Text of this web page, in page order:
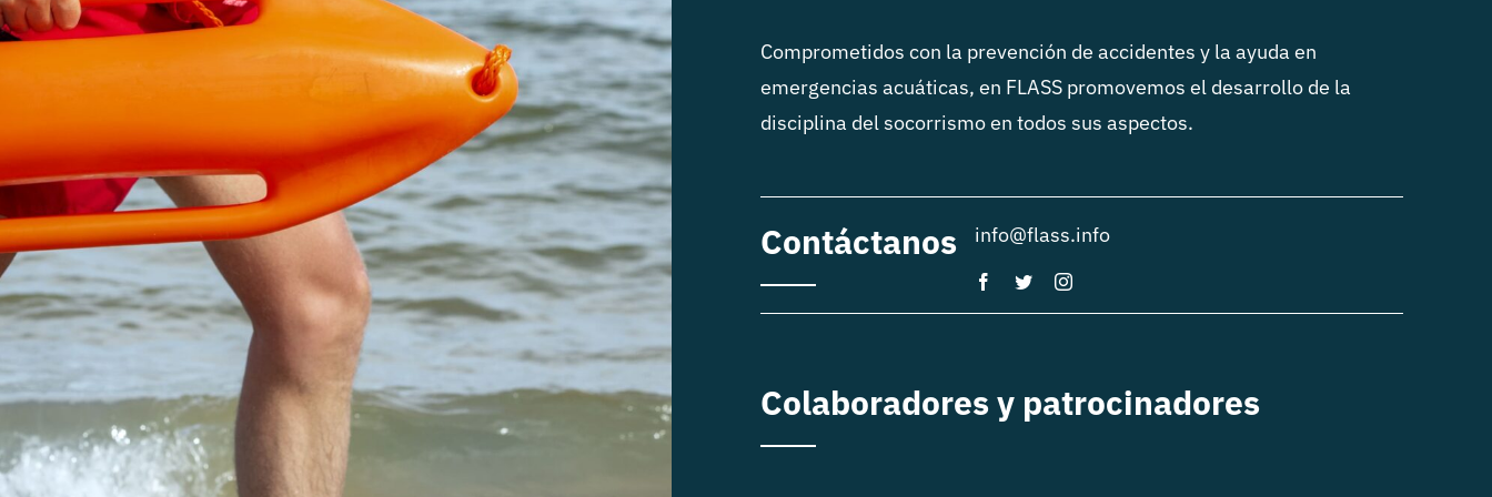
Comprometidos con la prevención de accidentes y la ayuda en
emergencias acuáticas, en FLASS promovemos el desarrollo de la
disciplina del socorrismo en todos sus aspectos.
Contáctanos info@flass.info
Colaboradores y patrocinadores